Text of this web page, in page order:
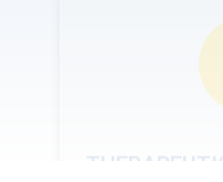
Jugendlichen
dem sie sich